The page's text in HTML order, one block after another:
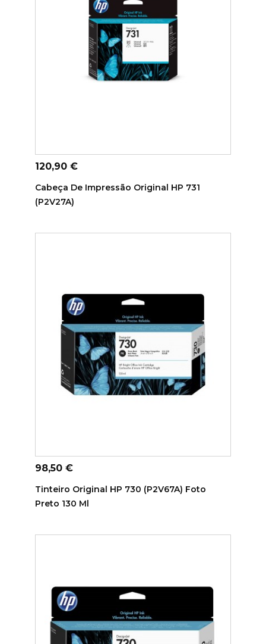
ADICIONAR AO CARRINHO
Preço
120,90 €
Cabeça De Impressão Original HP 731
(P2V27A)
ADICIONAR AO CARRINHO
Preço
98,50 €
Tinteiro Original HP 730 (P2V67A) Foto
Preto 130 Ml